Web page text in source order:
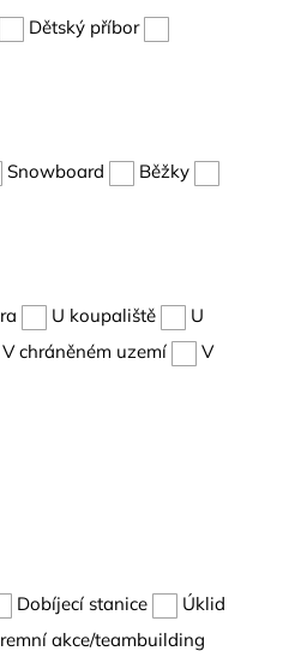
Dětský příbor
Snowboard
Běžky
U koupaliště
U
V chráněném uzemí
V
Dobíjecí stanice
Úklid
akce/teambuilding